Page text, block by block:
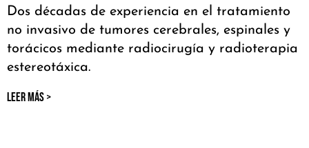
Dos décadas de experiencia en el tratamiento
no invasivo de tumores cerebrales, espinales y
torácicos mediante radiocirugía y radioterapia
estereotáxica.
LEER MÁS >